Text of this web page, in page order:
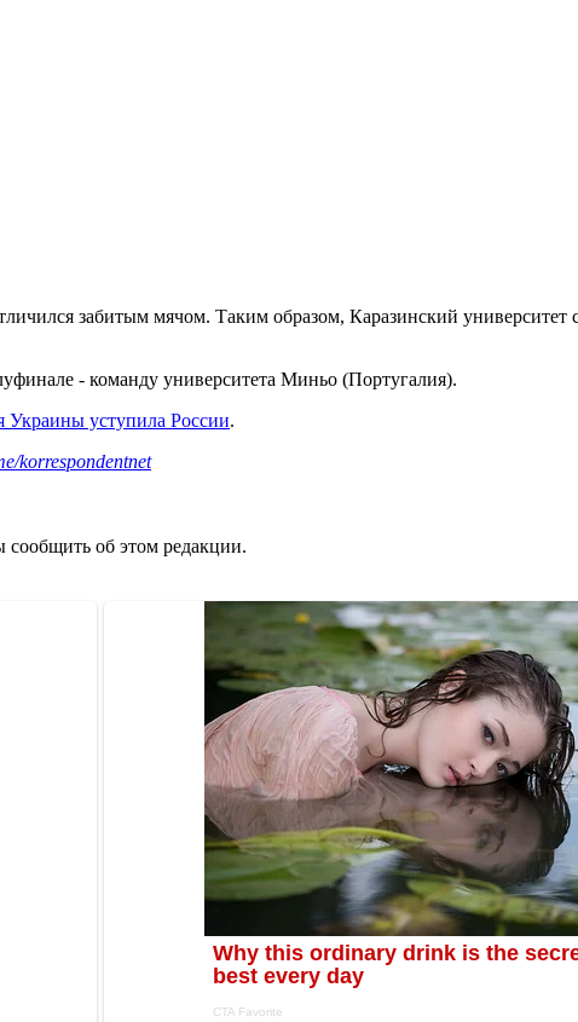
забитым мячом. Таким образом, Каразинский
- команду университета Миньо (Португалия).
Украины уступила России.
korrespondentnet
об этом редакции.